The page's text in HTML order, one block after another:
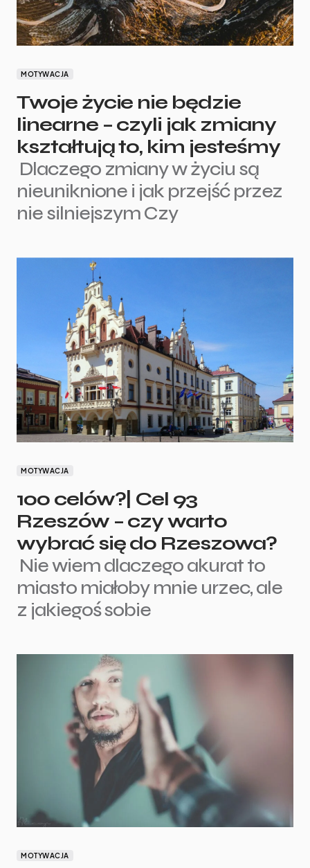
MOTYWACJA
Twoje życie nie będzie
linearne – czyli jak zmiany
kształtują to, kim jesteśmy
Dlaczego zmiany w życiu są
nieuniknione i jak przejść przez
nie silniejszym Czy
MOTYWACJA
100 celów?| Cel 93
Rzeszów – czy warto
wybrać się do Rzeszowa?
Nie wiem dlaczego akurat to
miasto miałoby mnie urzec, ale
z jakiegoś sobie
MOTYWACJA